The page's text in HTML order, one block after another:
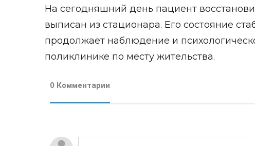
На сегодняшний день пациент
выписан из стационара. Его состояние
продолжает наблюдение и
поликлинике по месту жительства.
0 Комментарии